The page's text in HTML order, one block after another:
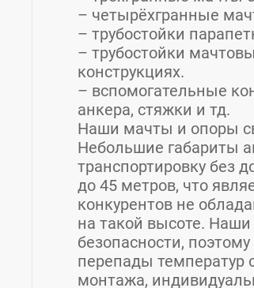
– четырёхгранные
– трубостойки
– трубостойки
конструкциях.
– вспомогательные
анкера, стяжки и тд.
Наши мачты и опоры
Небольшие габариты
транспортировку без
до 45 метров, что
конкурентов не
на такой высоте.
безопасности,
перепады температур
монтажа,